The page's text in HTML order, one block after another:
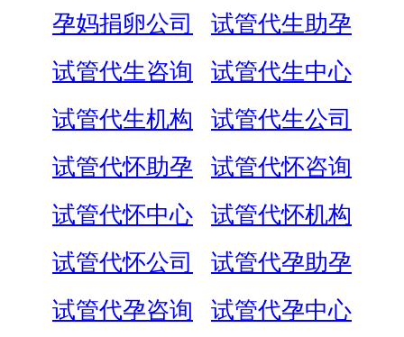
孕妈捐卵公司
试管代生助孕
试管代生咨询
试管代生中心
试管代生机构
试管代生公司
试管代怀助孕
试管代怀咨询
试管代怀中心
试管代怀机构
试管代怀公司
试管代孕助孕
试管代孕咨询
试管代孕中心